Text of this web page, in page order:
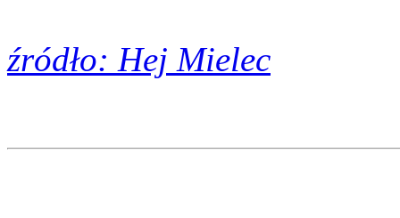
źródło: Hej Mielec